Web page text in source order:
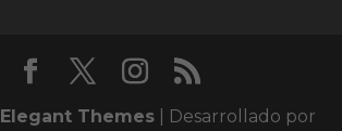
Elegant Themes | Desarrollado por